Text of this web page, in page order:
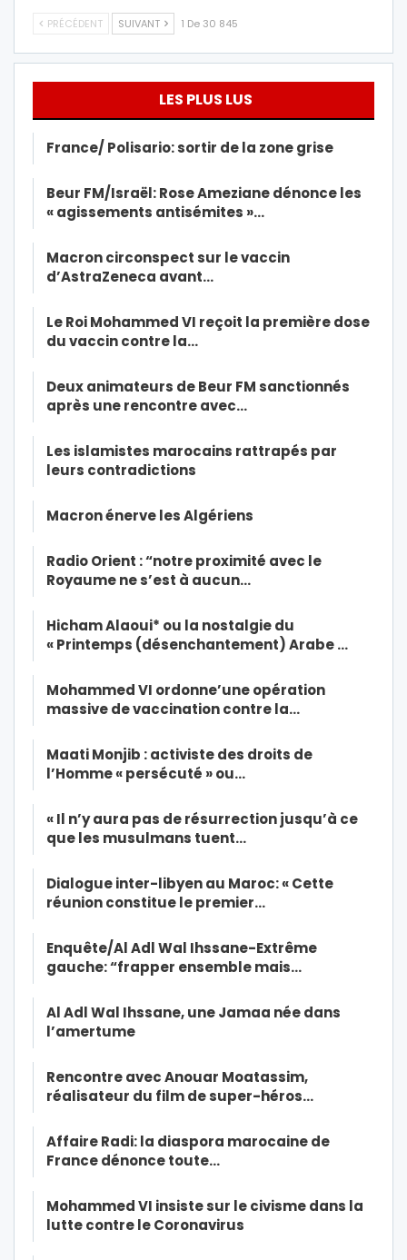
PRÉCÉDENT SUIVANT 1 De 30 845
LES PLUS LUS
France/ Polisario: sortir de la zone grise
Beur FM/Israël: Rose Ameziane dénonce les
« agissements antisémites »…
Macron circonspect sur le vaccin
d’AstraZeneca avant…
Le Roi Mohammed VI reçoit la première dose
du vaccin contre la…
Deux animateurs de Beur FM sanctionnés
après une rencontre avec…
Les islamistes marocains rattrapés par
leurs contradictions
Macron énerve les Algériens
Radio Orient : “notre proximité avec le
Royaume ne s’est à aucun…
Hicham Alaoui* ou la nostalgie du
« Printemps (désenchantement) Arabe …
Mohammed VI ordonne’une opération
massive de vaccination contre la…
Maati Monjib : activiste des droits de
l’Homme « persécuté » ou…
« Il n’y aura pas de résurrection jusqu’à ce
que les musulmans tuent…
Dialogue inter-libyen au Maroc: « Cette
réunion constitue le premier…
Enquête/Al Adl Wal Ihssane-Extrême
gauche: “frapper ensemble mais…
Al Adl Wal Ihssane, une Jamaa née dans
l’amertume
Rencontre avec Anouar Moatassim,
réalisateur du film de super-héros…
Affaire Radi: la diaspora marocaine de
France dénonce toute…
Mohammed VI insiste sur le civisme dans la
lutte contre le Coronavirus